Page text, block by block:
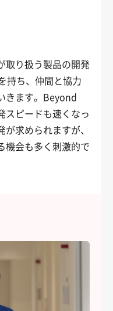
取り扱う製品の開発
持ち、仲間と協力
きます。Beyond
スピードも速くなっ
求められますが、
機会も多く刺激的で